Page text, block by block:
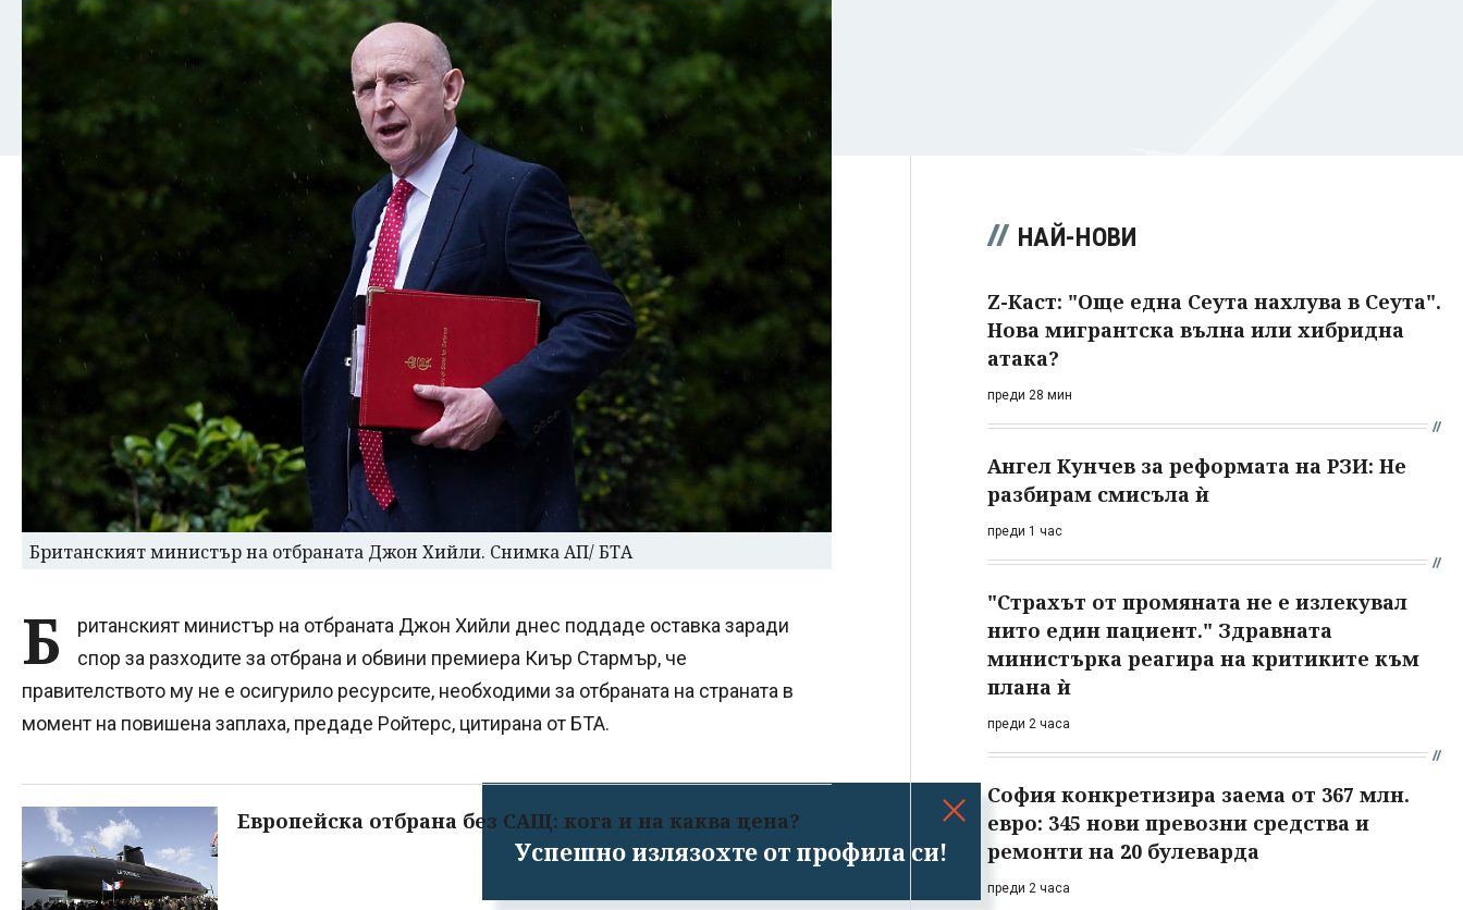
Успешно излязохте от профила си!
Британският министър на отбраната Джон Хийли. Снимка АП/ БТА
Б
ританският министър на отбраната Джон Хийли днес поддаде оставка заради
спор за разходите за отбрана и обвини премиера Киър Стармър, че
правителството му не е осигурило ресурсите, необходими за отбраната на страната в
момент на повишена заплаха, предаде Ройтерс, цитирана от БТА.
Европейска отбрана без САЩ: кога и на каква цена?
НАЙ-НОВИ
Z-Каст: "Още една Сеута нахлува в Сеута".
Нова мигрантска вълна или хибридна
атака?
преди 28 мин
Ангел Кунчев за реформата на РЗИ: Не
разбирам смисъла ѝ
преди 1 час
"Страхът от промяната не е излекувал
нито един пациент." Здравната
министърка реагира на критиките към
плана ѝ
преди 2 часа
София конкретизира заема от 367 млн.
евро: 345 нови превозни средства и
ремонти на 20 булеварда
преди 2 часа